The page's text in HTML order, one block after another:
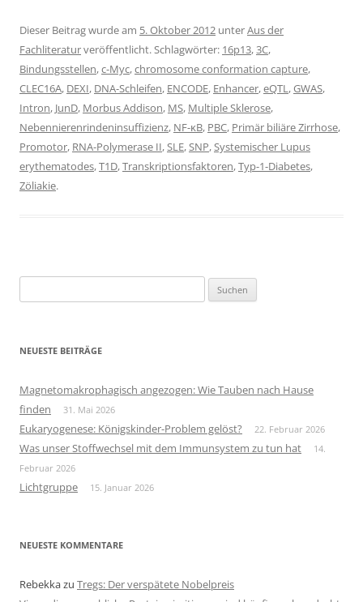
Dieser Beitrag wurde am 5. Oktober 2012 unterAus der
Fachliteraturveröffentlicht. Schlagwörter: 16p13,3C,
Bindungsstellen,c-Myc,chromosome conformation capture,
CLEC16A, DEXI, DNA-Schleifen, ENCODE, Enhancer,eQTL,GWAS,
Intron, JunD, Morbus Addison, MS, Multiple Sklerose,
Nebennierenrindeninsuffizienz, NF-κB, PBC, Primär biliäre Zirrhose,
Promotor, RNA-Polymerase II,SLE,SNP,Systemischer Lupus
erythematodes,T1D,Transkriptionsfaktoren,Typ-1-Diabetes,
Zöliakie.
nach:
NEUESTE BEITRÄGE
Magnetomakrophagisch angezogen: Wie Tauben nach Hause
finden
31. Mai 2026
Eukaryogenese: Königskinder-Problem gelöst? 22. Februar 2026
Was unser Stoffwechsel mit dem Immunsystem zu tun hat
14.
Februar 2026
Lichtgruppe 15. Januar 2026
NEUESTE KOMMENTARE
Rebekkazu Tregs: Der verspätete Nobelpreis